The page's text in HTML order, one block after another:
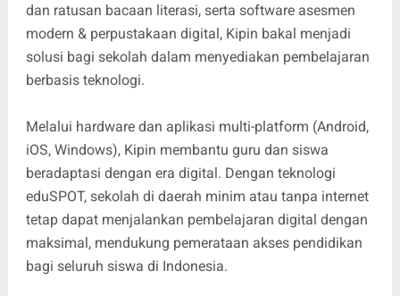
dan ratusan bacaan literasi, serta software asesmen
modern & perpustakaan digital, Kipin bakal menjadi
solusi bagi sekolah dalam menyediakan pembelajaran
berbasis teknologi.
Melalui hardware dan aplikasi multi-platform (Android,
iOS, Windows), Kipin membantu guru dan siswa
beradaptasi dengan era digital. Dengan teknologi
eduSPOT, sekolah di daerah minim atau tanpa internet
tetap dapat menjalankan pembelajaran digital dengan
maksimal, mendukung pemerataan akses pendidikan
bagi seluruh siswa di Indonesia.